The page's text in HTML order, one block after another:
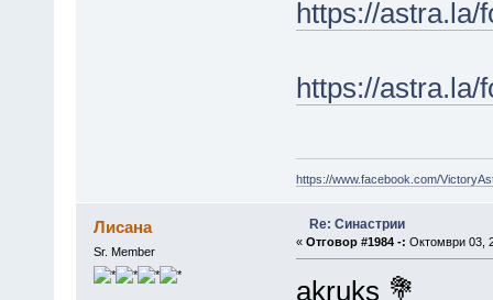
https://astra.la/
https://astra.la/
https://www.facebook.com/
Лисана
Sr. Member
Re: Синастрии
« Отговор #1984 -: Октомври 03,
akruks 💐